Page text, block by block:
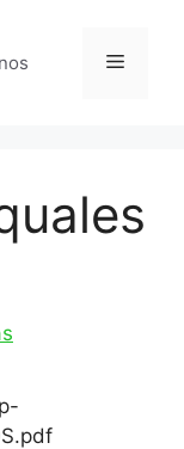
Meniu